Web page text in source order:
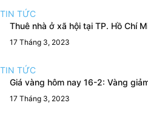
TIN TỨC
Thuê nhà ở xã hội tại TP. Hồ Chí
17 Tháng 3, 2023
TIN TỨC
Giá vàng hôm nay 16-2: Vàng
17 Tháng 3, 2023